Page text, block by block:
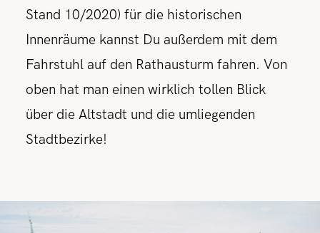
Stand 10/2020) für die historischen
Innenräume kannst Du außerdem mit dem
Fahrstuhl auf den Rathausturm fahren. Von
oben hat man einen wirklich tollen Blick
über die Altstadt und die umliegenden
Stadtbezirke!